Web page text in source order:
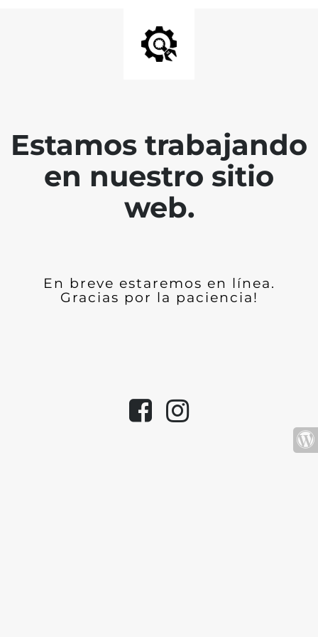
Estamos trabajando
en nuestro sitio
web.
En breve estaremos en línea.
Gracias por la paciencia!